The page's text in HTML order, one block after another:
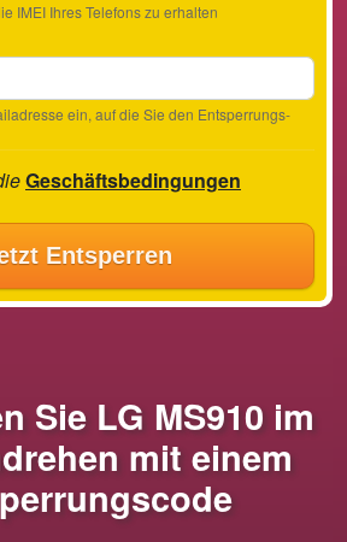
IMEI Ihres Telefons zu erhalten
ein, auf die Sie den Entsperrungs-
Geschäftsbedingungen
Entsperren
Sie LG MS910 im
mit einem